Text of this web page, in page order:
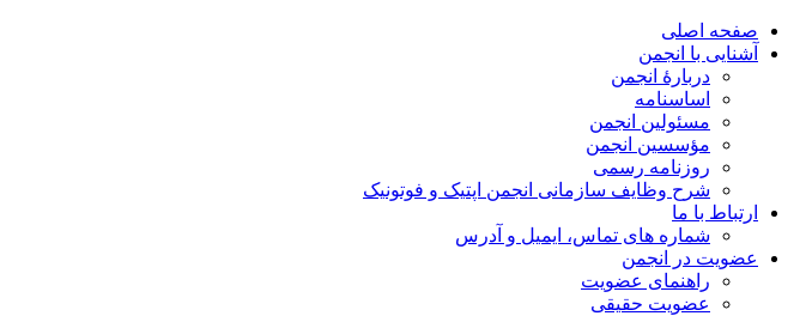
صفحه اصلی
آشنایی با انجمن
دربارۀ انجمن
اساسنامه
مسئولین انجمن
مؤسسین انجمن
روزنامه رسمی
شرح وظایف سازمانی انجمن اپتیک و فوتونیک
ارتباط با ما
شماره های تماس، ایمیل و آدرس
عضویت در انجمن
راهنمای عضویت
عضویت حقیقی